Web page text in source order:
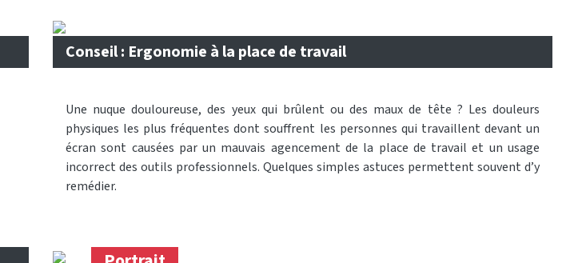
Conseil : Ergonomie à la place de travail
Une nuque douloureuse, des yeux qui brûlent ou des maux de tête ? Les douleurs
physiques les plus fréquentes dont souffrent les personnes qui travaillent devant un
écran sont causées par un mauvais agencement de la place de travail et un usage
incorrect des outils professionnels. Quelques simples astuces permettent souvent d’y
remédier.